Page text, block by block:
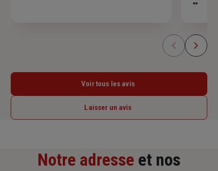
""
Voir tous les avis
Laisser un avis
Notre adresse et nos